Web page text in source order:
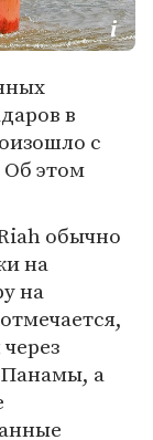
в
с
Об этом
обычно
на
на
а